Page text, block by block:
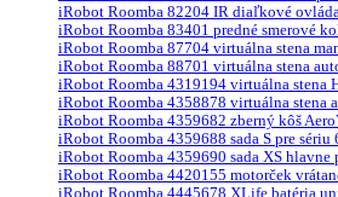
iRobot Roomba 82204 IR diaľkové
iRobot Roomba 83401 predné smerové
iRobot Roomba 87704 virtuálna stena
iRobot Roomba 88701 virtuálna stena
iRobot Roomba 4319194 virtuálna stena
iRobot Roomba 4358878 virtuálna stena
iRobot Roomba 4359682 zberný kôš
iRobot Roomba 4359688 sada S pre sériu
iRobot Roomba 4359690 sada XS hlavne
iRobot Roomba 4420155 motorček
iRobot Roomba 4445678 XLife batéria